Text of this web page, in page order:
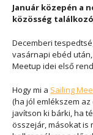
Január közepén a
közösség
Decemberi
vasárnapi ebéd
Meetup idei első
Hogy mi a Sailing
(ha jól emlékszem
javítson ki bárki, ha
összejár, másokat is